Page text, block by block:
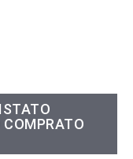
COMPRATO